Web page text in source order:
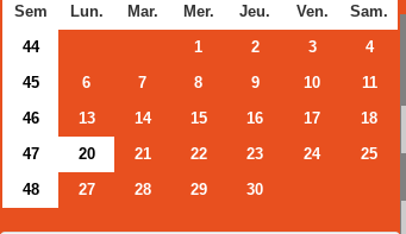
Sem Lun. Mar. Mer. Jeu. Ven.
Sam.
44
1 2 3
4
45
6 7 8 9 10
11
46
13 14 15 16 17
18
47
20 21 22 23 24
25
48
27 28 29 30